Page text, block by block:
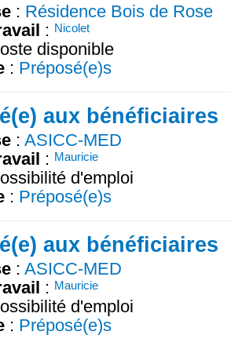
: Résidence Bois de Rose
: Nicolet
disponible
: Préposé(e)s
aux bénéficiaires
: ASICC-MED
: Mauricie
d'emploi
: Préposé(e)s
aux bénéficiaires
: ASICC-MED
: Mauricie
d'emploi
: Préposé(e)s